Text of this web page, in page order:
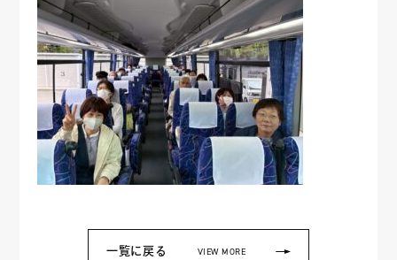
一覧に戻る VIEW MORE